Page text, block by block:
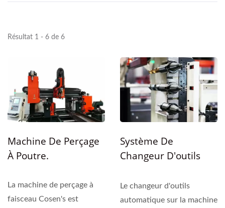
Résultat 1 - 6 de 6
Machine De Perçage
À Poutre.
La machine de perçage à
faisceau Cosen's est
Système De
Changeur D'outils
Ligne De Perçage À
Poutre
Le changeur d'outils
automatique sur la machine